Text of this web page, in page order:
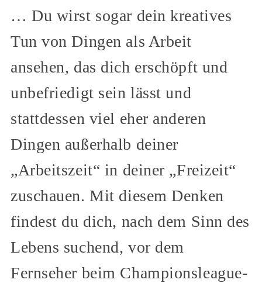
… Du wirst sogar dein kreatives
Tun von Dingen als Arbeit
ansehen, das dich erschöpft und
unbefriedigt sein lässt und
stattdessen viel eher anderen
Dingen außerhalb deiner
„Arbeitszeit“ in deiner „Freizeit“
zuschauen. Mit diesem Denken
findest du dich, nach dem Sinn des
Lebens suchend, vor dem
Fernseher beim Championsleague-